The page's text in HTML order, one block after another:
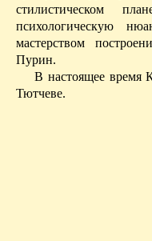
стилистическом
психологическую
мастерством
Пурин.
В настоящее время
Тютчеве.